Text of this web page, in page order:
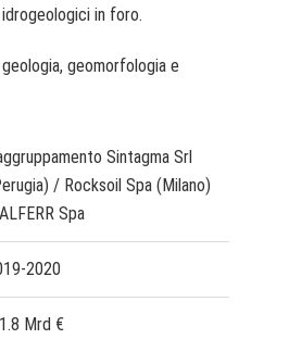
in foro.
geomorfologia e
Sintagma Srl
/ Rocksoil Spa (Milano)
Spa
2020
Mrd €